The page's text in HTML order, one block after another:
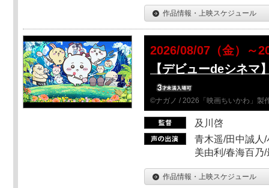
作品情報・上映スケジュール
2026/08/07（金）～
【デビューdeシネマ
©ナガノ / 2026「映画ちいかわ」製
及川啓
青木遥/田中誠人
美由利/春海百乃
作品情報・上映スケジュール